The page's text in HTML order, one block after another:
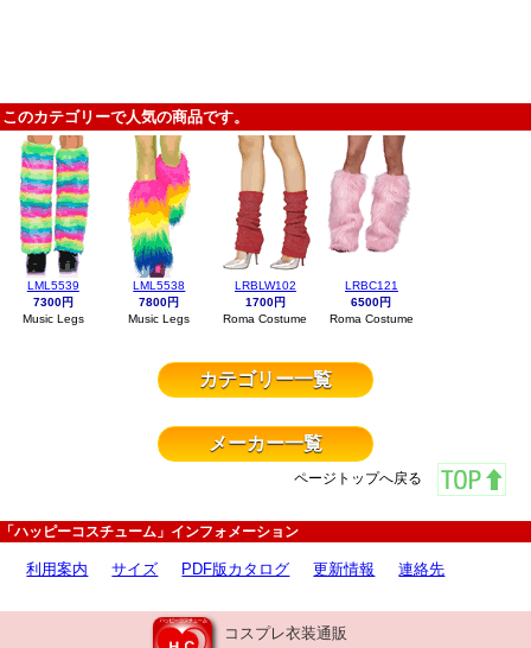
このカテゴリーで人気の商品です。
LML5539
7300円
Music Legs
LML5538
7800円
Music Legs
LRBLW102
1700円
Roma Costume
LRBC121
6500円
Roma Costume
カテゴリー一覧
メーカー一覧
ページトップへ戻る
「ハッピーコスチューム」インフォメーション
利用案内 サイズ PDF版カタログ 更新情報 連絡先
コスプレ衣装通販